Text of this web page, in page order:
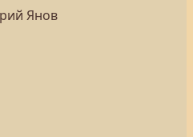
Янов